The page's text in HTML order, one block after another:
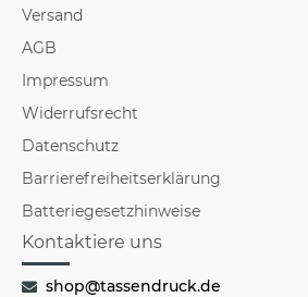
Versand
AGB
Impressum
Widerrufsrecht
Datenschutz
Barrierefreiheitserklärung
Batteriegesetzhinweise
Kontaktiere uns
shop@tassendruck.de